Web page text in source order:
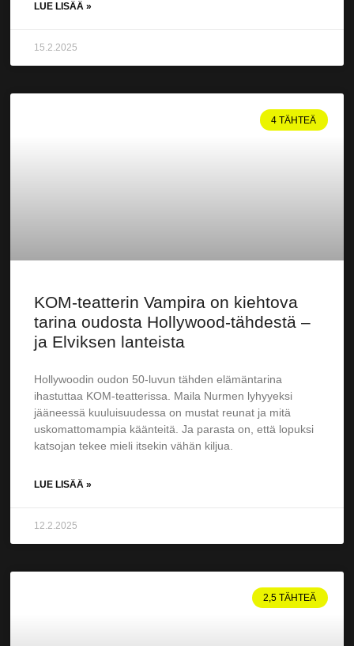
LUE LISÄÄ »
15.2.2025
4 TÄHTEÄ
KOM-teatterin Vampira on kiehtova
tarina oudosta Hollywood-tähdestä –
ja Elviksen lanteista
Hollywoodin oudon 50-luvun tähden elämäntarina
ihastuttaa KOM-teatterissa. Maila Nurmen lyhyyeksi
jääneessä kuuluisuudessa on mustat reunat ja mitä
uskomattomampia käänteitä. Ja parasta on, että lopuksi
katsojan tekee mieli itsekin vähän kiljua.
LUE LISÄÄ »
12.2.2025
2,5 TÄHTEÄ